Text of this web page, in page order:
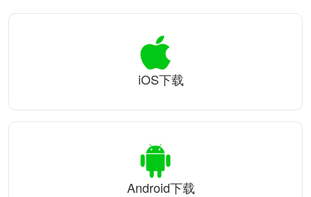
iOS下载
Android下载